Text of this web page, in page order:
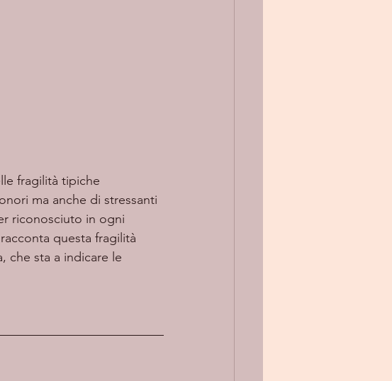
ma anche di stressanti
riconosciuto in ogni
questa fragilità
che sta a indicare le